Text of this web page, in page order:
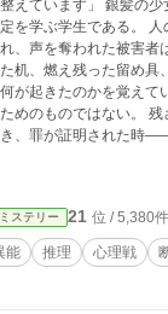
髪の少女クゼ・ミラは、王立学
生である。 人の証言は揺らぐ。記録は
、声を奪われた被害者
机、燃え残った留め具
きたのかを覚えている。 ミラの力
ではない。 残された証拠を集め、証言
、罪が証明された時
後の鑑定《真貌剥離》が始ま
。 村の生活を守るため
捨てられた者を救うた
、救った人々も、す
い。 理解する。事情
ミステリー 21 位 / 5,380件
能 推理 心理戦